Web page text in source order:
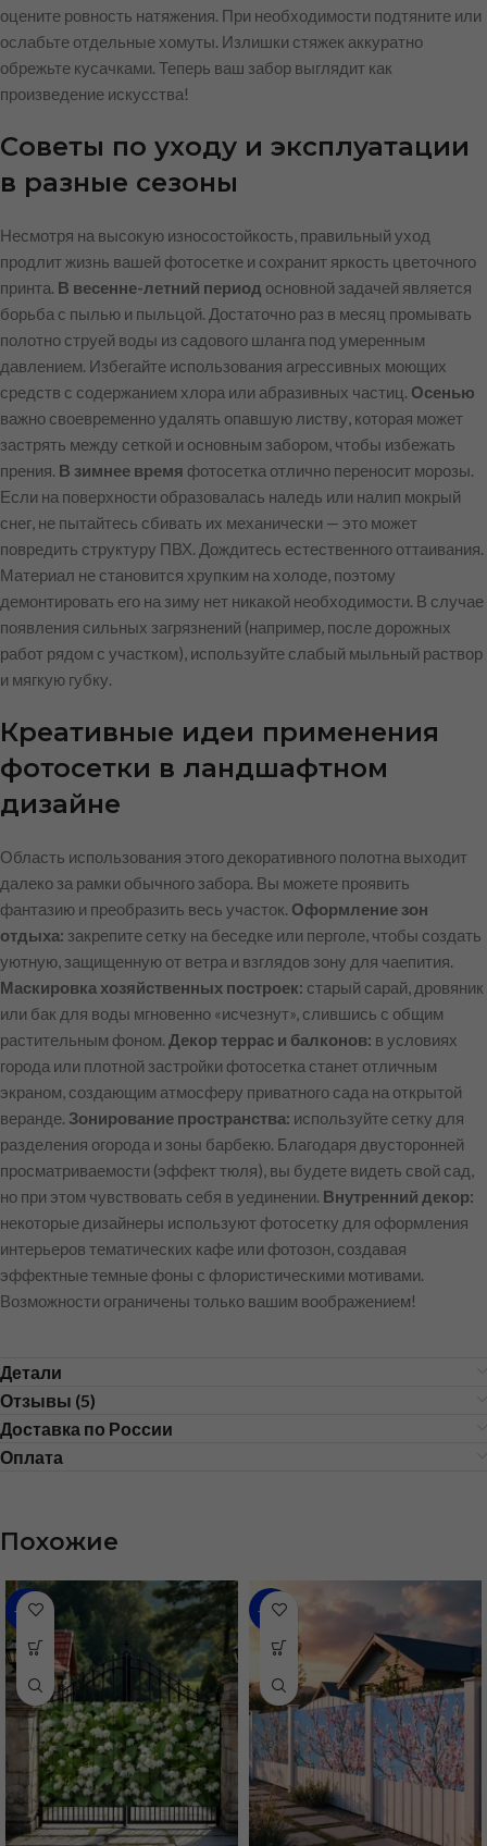
оцените ровность натяжения. При необходимости подтяните или
ослабьте отдельные хомуты. Излишки стяжек аккуратно
обрежьте кусачками. Теперь ваш забор выглядит как
произведение искусства!
Советы по уходу и эксплуатации
в разные сезоны
Несмотря на высокую износостойкость, правильный уход
продлит жизнь вашей фотосетке и сохранит яркость цветочного
принта. В весенне-летний период основной задачей является
борьба с пылью и пыльцой. Достаточно раз в месяц промывать
полотно струей воды из садового шланга под умеренным
давлением. Избегайте использования агрессивных моющих
средств с содержанием хлора или абразивных частиц. Осенью
важно своевременно удалять опавшую листву, которая может
застрять между сеткой и основным забором, чтобы избежать
прения. В зимнее время фотосетка отлично переносит морозы.
Если на поверхности образовалась наледь или налип мокрый
снег, не пытайтесь сбивать их механически — это может
повредить структуру ПВХ. Дождитесь естественного оттаивания.
Материал не становится хрупким на холоде, поэтому
демонтировать его на зиму нет никакой необходимости. В случае
появления сильных загрязнений (например, после дорожных
работ рядом с участком), используйте слабый мыльный раствор
и мягкую губку.
Креативные идеи применения
фотосетки в ландшафтном
дизайне
Область использования этого декоративного полотна выходит
далеко за рамки обычного забора. Вы можете проявить
фантазию и преобразить весь участок. Оформление зон
отдыха: закрепите сетку на беседке или перголе, чтобы создать
уютную, защищенную от ветра и взглядов зону для чаепития.
Маскировка хозяйственных построек: старый сарай, дровяник
или бак для воды мгновенно «исчезнут», слившись с общим
растительным фоном. Декор террас и балконов: в условиях
города или плотной застройки фотосетка станет отличным
экраном, создающим атмосферу приватного сада на открытой
веранде. Зонирование пространства: используйте сетку для
разделения огорода и зоны барбекю. Благодаря двусторонней
просматриваемости (эффект тюля), вы будете видеть свой сад,
но при этом чувствовать себя в уединении. Внутренний декор:
некоторые дизайнеры используют фотосетку для оформления
интерьеров тематических кафе или фотозон, создавая
эффектные темные фоны с флористическими мотивами.
Возможности ограничены только вашим воображением!
Детали
Отзывы (5)
Доставка по России
Оплата
Похожие
-59% -59%